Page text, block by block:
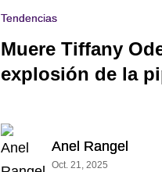
Tendencias
Muere Tiffany
explosión de la
Anel Rangel
Oct. 21, 2025